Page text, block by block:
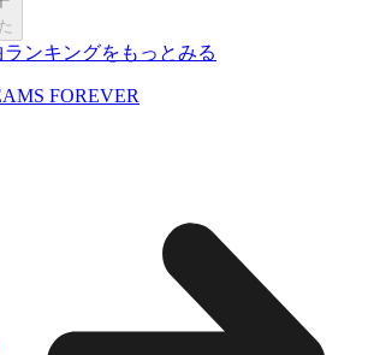
ランキングをもっとみる
FOREVER